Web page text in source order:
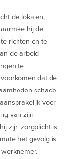
de lokalen,
hij de
richten en te
de arbeid
te
dat de
schade
voor
van zijn
zijn zorgplicht is
het gevolg is